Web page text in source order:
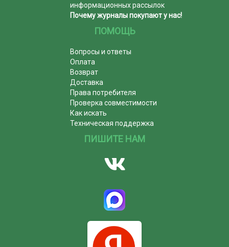
информационных рассылок
Почему журналы покупают у нас!
ПОМОЩЬ
Вопросы и ответы
Оплата
Возврат
Доставка
Права потребителя
Проверка совместимости
Как искать
Техническая поддержка
ПИШИТЕ НАМ